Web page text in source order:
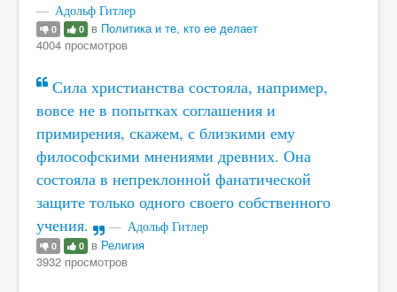
Адольф Гитлер
0 0 в Политика и те, кто ее делает
4004 просмотров
Сила христианства состояла, например,
вовсе не в попытках соглашения и
примирения, скажем, с близкими ему
философскими мнениями древних. Она
состояла в непреклонной фанатической
защите только одного своего собственного
учения.
Адольф Гитлер
0 0 в Религия
3932 просмотров